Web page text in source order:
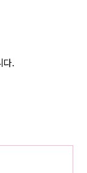
다.